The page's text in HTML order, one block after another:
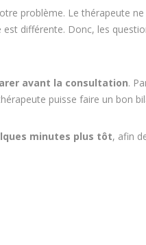
problème. Le thérapeute
différente. Donc, les
avant la consultation.
puisse faire un bon
minutes plus tôt, afin